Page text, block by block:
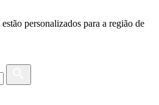
estão personalizados para a região de